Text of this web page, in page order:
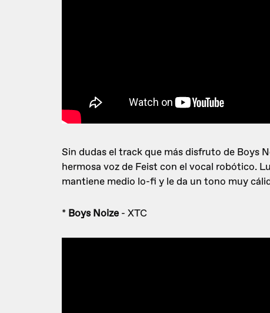
Sin dudas el track que más disfruto de Boys
hermosa voz de Feist con el vocal robótico.
mantiene medio lo-fi y le da un tono muy
* Boys Noize - XTC